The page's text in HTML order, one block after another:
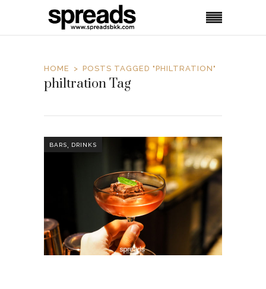
HOME POSTS TAGGED "PHILTRATION"
philtration Tag
BARS, DRINKS